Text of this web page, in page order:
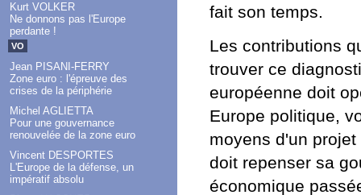
Kurt VOLKER
Ne donnons pas l'Europe
perdante !
VO
Jean PISANI-FERRY
Zone euro : l'épreuve des
crises de la périphérie
Michel AGLIETTA
Pour une gouvernance
renouvelée de la zone euro
Vincent DESPORTES
L'Europe de la défense, un
impératif absolu
fait son temps.
Les contributions
trouver ce
européenne doit
Europe politique,
moyens d'un
doit repenser sa
économique